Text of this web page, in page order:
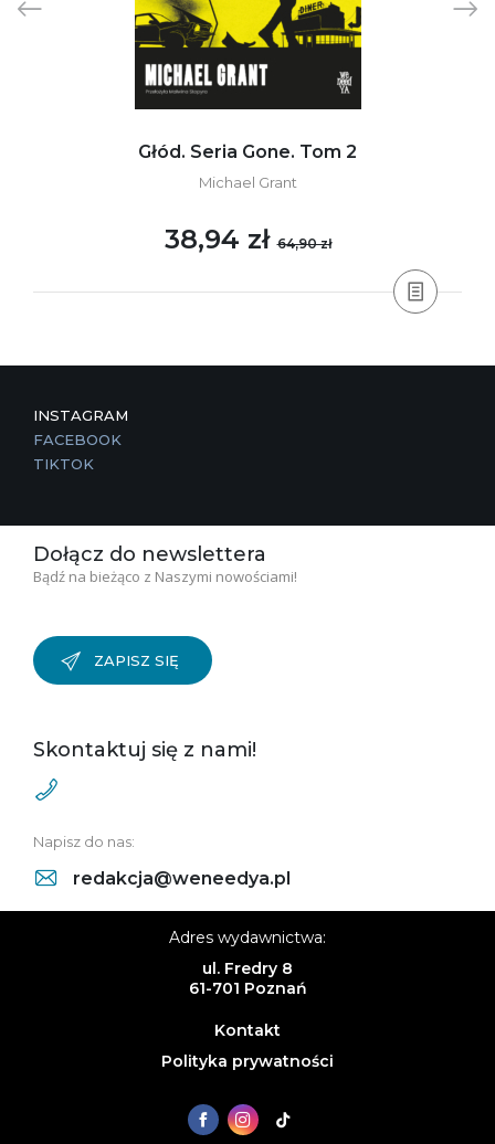
Głód. Seria Gone. Tom 2
Michael Grant
38,94 zł64,90 zł
INSTAGRAM
FACEBOOK
TIKTOK
Dołącz do newslettera
Bądź na bieżąco z Naszymi nowościami!
ZAPISZ SIĘ
Skontaktuj się z nami!
Napisz do nas:
redakcja@weneedya.pl
Adres wydawnictwa:
ul. Fredry 8
61-701 Poznań
Kontakt
Polityka prywatności